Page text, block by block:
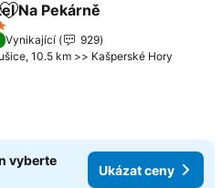
Přidat na seznam oblíbených
Na Pekárně
hvězdiček
Vynikající
929
10.5 km >> Kašperské Hory
vyberte
Ukázat ceny